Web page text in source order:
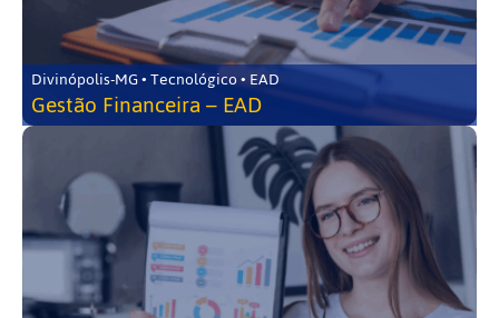
Divinópolis-MG • Tecnológico • EAD
Gestão Financeira – EAD